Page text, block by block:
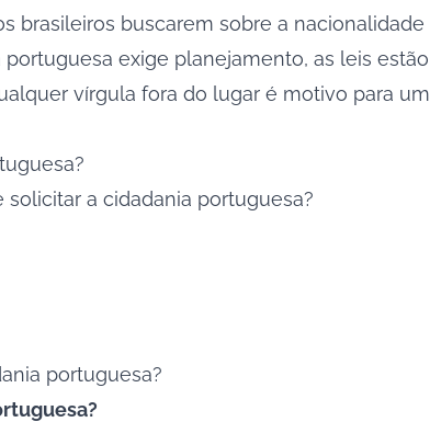
brasileiros buscarem sobre a
exige planejamento, as leis
vírgula fora do lugar é motivo para
a cidadania portuguesa?
portuguesa?